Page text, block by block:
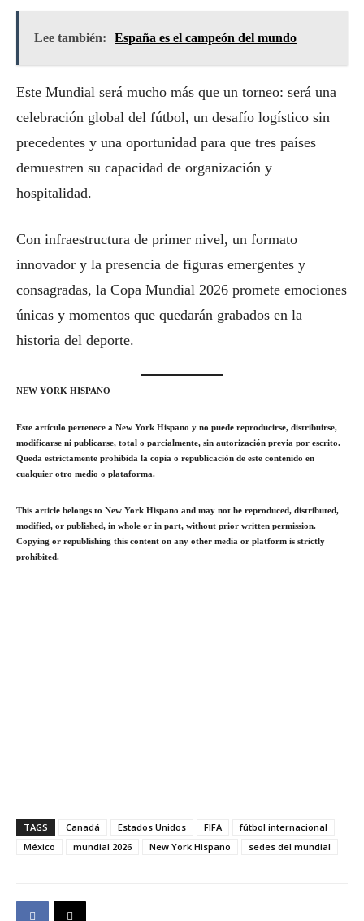
Lee también: España es el campeón del mundo
Este Mundial será mucho más que un torneo: será una
celebración global del fútbol, un desafío logístico sin
precedentes y una oportunidad para que tres países
demuestren su capacidad de organización y
hospitalidad.
Con infraestructura de primer nivel, un formato
innovador y la presencia de figuras emergentes y
consagradas, la Copa Mundial 2026 promete emociones
únicas y momentos que quedarán grabados en la
historia del deporte.
NEW YORK HISPANO
Este artículo pertenece a New York Hispano y no puede reproducirse, distribuirse,
modificarse ni publicarse, total o parcialmente, sin autorización previa por escrito.
Queda estrictamente prohibida la copia o republicación de este contenido en
cualquier otro medio o plataforma.
This article belongs to New York Hispano and may not be reproduced, distributed,
modified, or published, in whole or in part, without prior written permission.
Copying or republishing this content on any other media or platform is strictly
prohibited.
TAGS Canadá Estados Unidos FIFA
fútbol internacional
México
mundial 2026 New York Hispano sedes del mundial